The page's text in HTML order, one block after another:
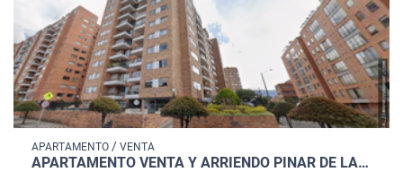
APARTAMENTO / VENTA
APARTAMENTO VENTA Y ARRIENDO PINAR DE LA COLINA 133M2 3H 3B 2GJ DP